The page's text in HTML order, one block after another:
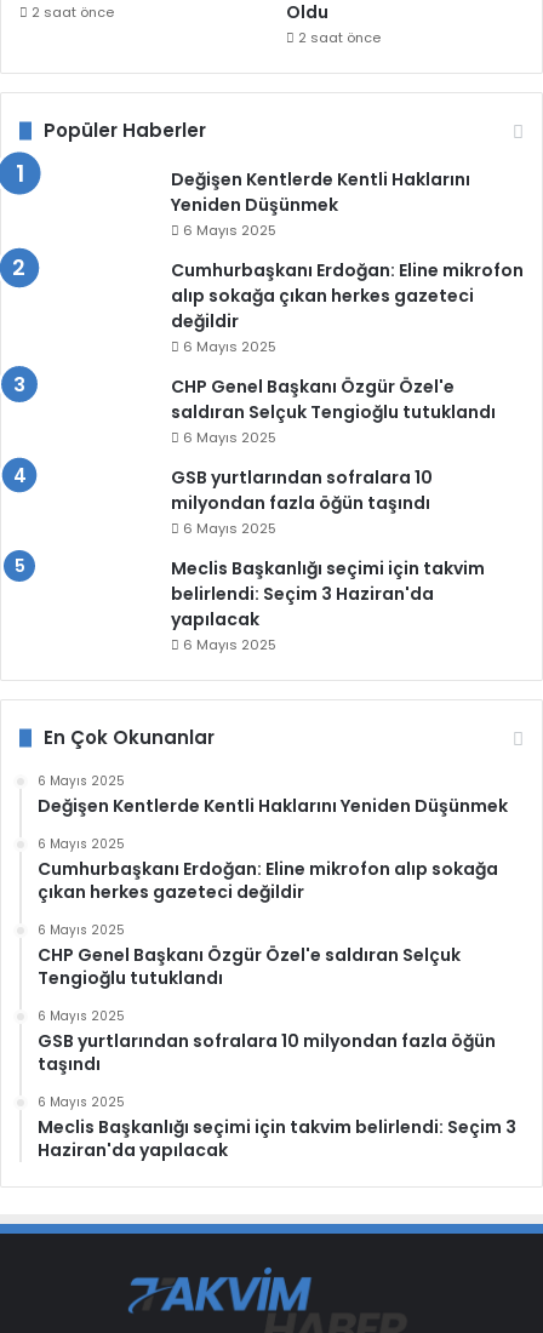
2 saat önce Oldu
2 saat önce
Popüler Haberler
Değişen Kentlerde Kentli Haklarını
Yeniden Düşünmek
6 Mayıs 2025
Cumhurbaşkanı Erdoğan: Eline mikrofon
alıp sokağa çıkan herkes gazeteci
değildir
6 Mayıs 2025
CHP Genel Başkanı Özgür Özel'e
saldıran Selçuk Tengioğlu tutuklandı
6 Mayıs 2025
GSB yurtlarından sofralara 10
milyondan fazla öğün taşındı
6 Mayıs 2025
Meclis Başkanlığı seçimi için takvim
belirlendi: Seçim 3 Haziran'da
yapılacak
6 Mayıs 2025
En Çok Okunanlar
6 Mayıs 2025
Değişen Kentlerde Kentli Haklarını Yeniden Düşünmek
6 Mayıs 2025
Cumhurbaşkanı Erdoğan: Eline mikrofon alıp sokağa
çıkan herkes gazeteci değildir
6 Mayıs 2025
CHP Genel Başkanı Özgür Özel'e saldıran Selçuk
Tengioğlu tutuklandı
6 Mayıs 2025
GSB yurtlarından sofralara 10 milyondan fazla öğün
taşındı
6 Mayıs 2025
Meclis Başkanlığı seçimi için takvim belirlendi: Seçim 3
Haziran'da yapılacak